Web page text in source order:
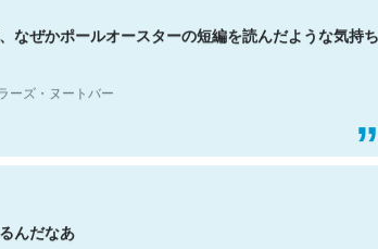
なぜかポールオースターの短編を読んだような気持ち
ズ・ヌートバー
んだなあ
ズ・ヌートバー